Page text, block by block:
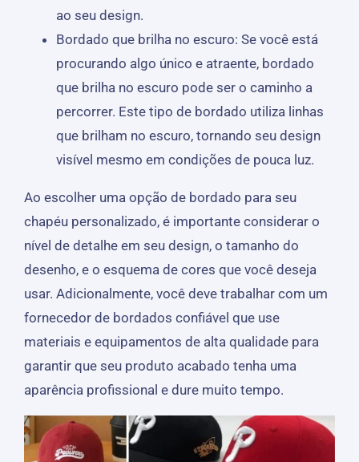
ao seu design.
Bordado que brilha no escuro: Se você está
procurando algo único e atraente, bordado
que brilha no escuro pode ser o caminho a
percorrer. Este tipo de bordado utiliza linhas
que brilham no escuro, tornando seu design
visível mesmo em condições de pouca luz.
Ao escolher uma opção de bordado para seu
chapéu personalizado, é importante considerar o
nível de detalhe em seu design, o tamanho do
desenho, e o esquema de cores que você deseja
usar. Adicionalmente, você deve trabalhar com um
fornecedor de bordados confiável que use
materiais e equipamentos de alta qualidade para
garantir que seu produto acabado tenha uma
aparência profissional e dure muito tempo.